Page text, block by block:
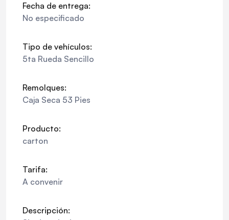
Fecha de entrega:
No especificado
Tipo de vehículos:
5ta Rueda Sencillo
Remolques:
Caja Seca 53 Pies
Producto:
carton
Tarifa:
A convenir
Descripción: